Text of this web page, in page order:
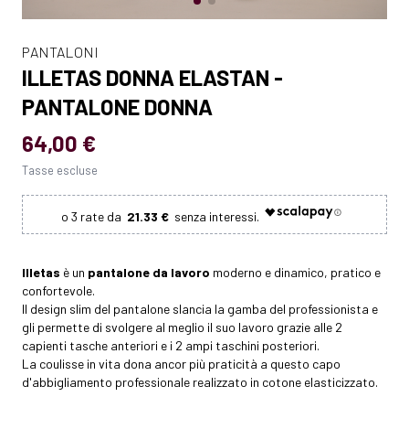
PANTALONI
ILLETAS DONNA ELASTAN -
PANTALONE DONNA
64,00 €
Tasse escluse
21.33 €
Illetas è un pantalone da lavoro moderno e dinamico, pratico e
confortevole.
Il design slim del pantalone slancia la gamba del professionista e
gli permette di svolgere al meglio il suo lavoro grazie alle 2
capienti tasche anteriori e i 2 ampi taschini posteriori.
La coulisse in vita dona ancor più praticità a questo capo
d'abbigliamento professionale realizzato in cotone elasticizzato.